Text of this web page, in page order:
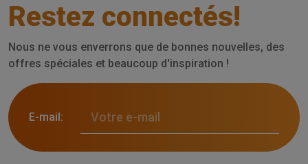
Restez connectés!
Nous ne vous enverrons que de bonnes nouvelles, des
offres spéciales et beaucoup d'inspiration !
E-mail: